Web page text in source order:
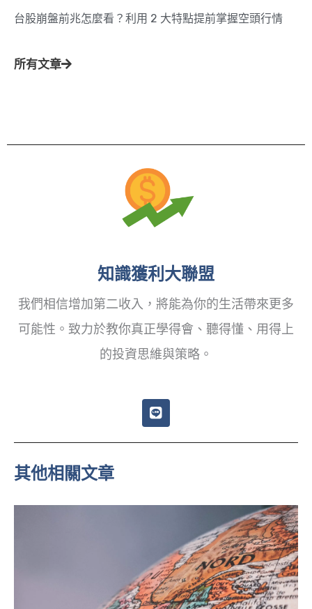
台股崩盤前兆怎麼看？利用 2 大特點提前掌握空頭行情
所有文章
知識獲利大聯盟
我們相信增加第二收入，將能為你的生活帶來更多
可能性。致力於教你真正學得會、聽得懂、用得上
的投資思維與策略。
L
i
e
其他相關文章